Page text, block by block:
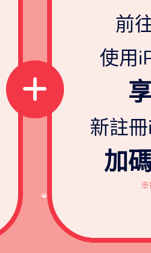
前
使用
新註
加
※